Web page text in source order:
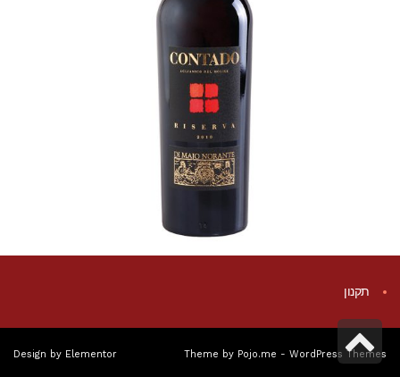
תקנון
Theme by Pojo.me - WordPress Themes
Design by Elementor
גלילה